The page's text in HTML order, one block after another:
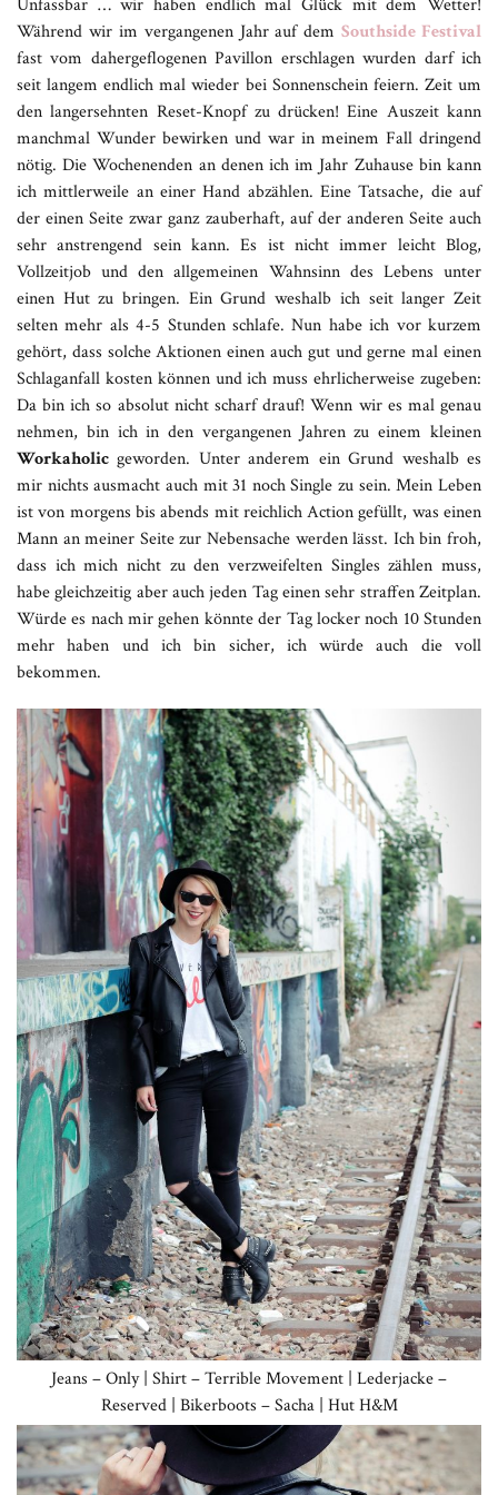
Unfassbar … wir haben endlich mal Glück mit dem Wetter!
Während wir im vergangenen Jahr auf demSouthside Festival
fast vom dahergeflogenen Pavillon erschlagen wurden darf ich
seit langem endlich mal wieder bei Sonnenschein feiern. Zeit um
den langersehnten Reset-Knopf zu drücken! Eine Auszeit kann
manchmal Wunder bewirken und war in meinem Fall dringend
nötig. Die Wochenenden an denen ich im Jahr Zuhause bin kann
ich mittlerweile an einer Hand abzählen. Eine Tatsache, die auf
der einen Seite zwar ganz zauberhaft, auf der anderen Seite auch
sehr anstrengend sein kann. Es ist nicht immer leicht Blog,
Vollzeitjob und den allgemeinen Wahnsinn des Lebens unter
einen Hut zu bringen. Ein Grund weshalb ich seit langer Zeit
selten mehr als 4-5 Stunden schlafe. Nun habe ich vor kurzem
gehört, dass solche Aktionen einen auch gut und gerne mal einen
Schlaganfall kosten können und ich muss ehrlicherweise zugeben:
Da bin ich so absolut nicht scharf drauf! Wenn wir es mal genau
nehmen, bin ich in den vergangenen Jahren zu einem kleinen
Workaholic geworden. Unter anderem ein Grund weshalb es
mir nichts ausmacht auch mit 31 noch Single zu sein. Mein Leben
ist von morgens bis abends mit reichlich Action gefüllt, was einen
Mann an meiner Seite zur Nebensache werden lässt. Ich bin froh,
dass ich mich nicht zu den verzweifelten Singles zählen muss,
habe gleichzeitig aber auch jeden Tag einen sehr straffen Zeitplan.
Würde es nach mir gehen könnte der Tag locker noch 10 Stunden
mehr haben und ich bin sicher, ich würde auch die voll
bekommen.
Jeans – Only | Shirt – Terrible Movement | Lederjacke –
Reserved | Bikerboots – Sacha | Hut H&M